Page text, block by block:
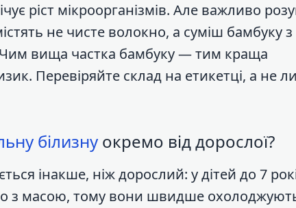
ріст мікроорганізмів. Але важливо
не чисте волокно, а суміш бамбуку з
Чим вища частка бамбуку — тим краща
Перевіряйте склад на етикетці, а не
білизну окремо від дорослої?
інакше, ніж дорослий: у дітей до 7
з масою, тому вони швидше